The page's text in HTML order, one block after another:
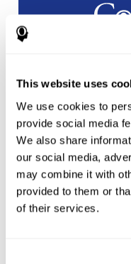
This website uses
We use cookies to
provide social media
We also share
our social media,
may combine it with
provided to them or
of their services.
انشاءحساب جديد
الرياضيين